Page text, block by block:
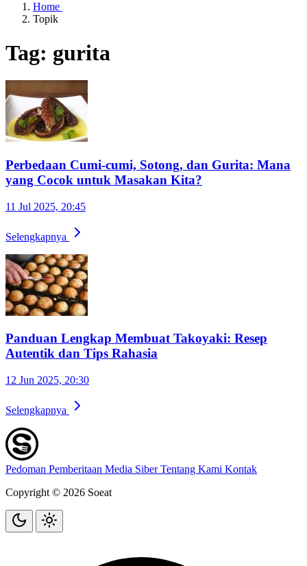
Home
Topik
Tag: gurita
Perbedaan Cumi-cumi, Sotong, dan Gurita: Mana
yang Cocok untuk Masakan Kita?
11 Jul 2025, 20:45
Selengkapnya
Panduan Lengkap Membuat Takoyaki: Resep
Autentik dan Tips Rahasia
12 Jun 2025, 20:30
Selengkapnya
Pedoman Pemberitaan Media SiberTentang Kami Kontak
Copyright © 2026 Soeat